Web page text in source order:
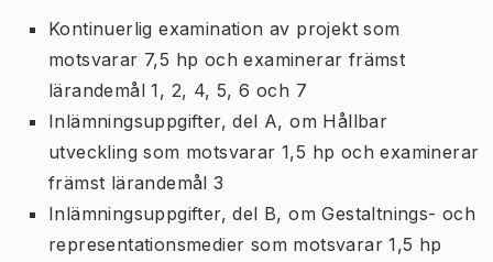
Kontinuerlig examination av projekt som
motsvarar 7,5 hp och examinerar främst
lärandemål 1, 2, 4, 5, 6 och 7
Inlämningsuppgifter, del A, om Hållbar
utveckling som motsvarar 1,5 hp och examinerar
främst lärandemål 3
Inlämningsuppgifter, del B, om Gestaltnings- och
representationsmedier som motsvarar 1,5 hp